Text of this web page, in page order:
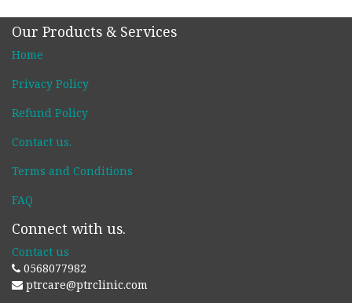
Our Products & Services
Home
Privacy Policy
Refund Policy
Contact us.
Terms and Conditions
FAQ
Connect with us.
Contact us
0568077982
ptrcare@ptrclinic.com